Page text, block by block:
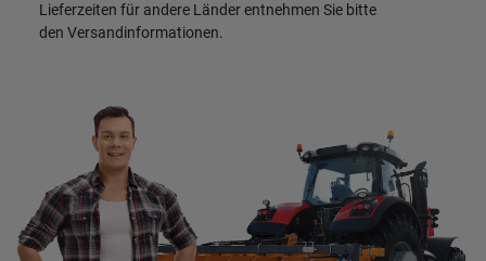
Lieferzeiten für andere Länder entnehmen Sie bitte
den Versandinformationen.